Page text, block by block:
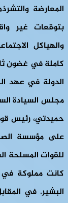
المعارضة
بتوقعات غير
والهياكل
كاملة في غضون
الدولة في عهد
مجلس السيادة
على مؤسسة
للقوات المسلحة
كانت مملوكة في
البشير. في